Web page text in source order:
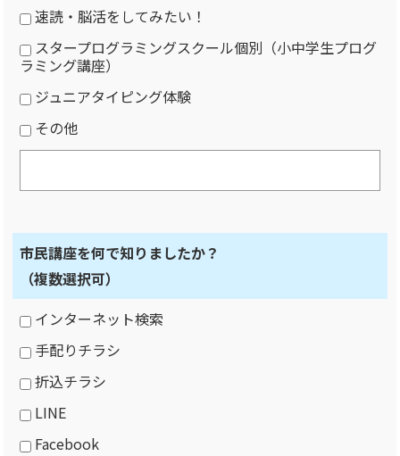
速読・脳活をしてみたい！
スタープログラミングスクール個別（小中学生プログ
ラミング講座）
ジュニアタイピング体験
その他
市民講座を何で知りましたか？
（複数選択可）
インターネット検索
手配りチラシ
折込チラシ
LINE
Facebook